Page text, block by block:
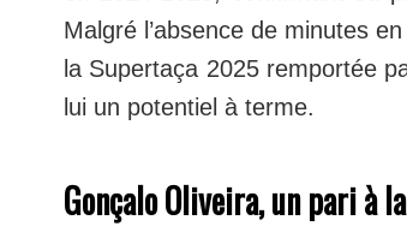
Malgré l’absence de minutes
la Supertaça 2025 remportée
lui un potentiel à terme.
Gonçalo Oliveira, un pari à